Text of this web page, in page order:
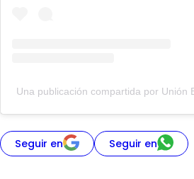
Una publicación compartida por Unión
Seguir en Seguir en